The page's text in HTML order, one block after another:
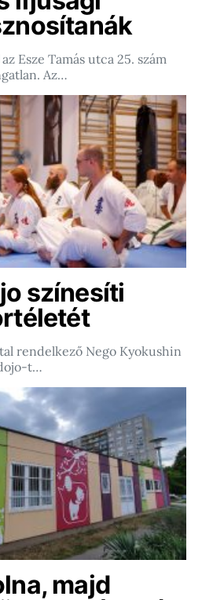
Esze Tamás utca 25. szám
Az…
színesíti
rendelkező Nego Kyokushin
t…
majd